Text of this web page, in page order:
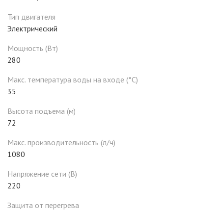
Тип двигателя
Электрический
Мощность (Вт)
280
Макс. температура воды на входе (°C)
35
Высота подъема (м)
72
Макс. производительность (л/ч)
1080
Напряжение сети (В)
220
Защита от перегрева